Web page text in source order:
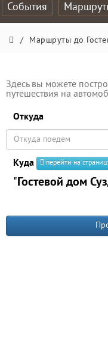
События
/ Маршруты до
Здесь вы можете
путешествия на
Откуда
Куда перейти на
"Гостевой дом